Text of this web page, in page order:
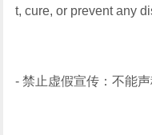
t, cure, or prevent any
- 禁止虚假宣传：不能